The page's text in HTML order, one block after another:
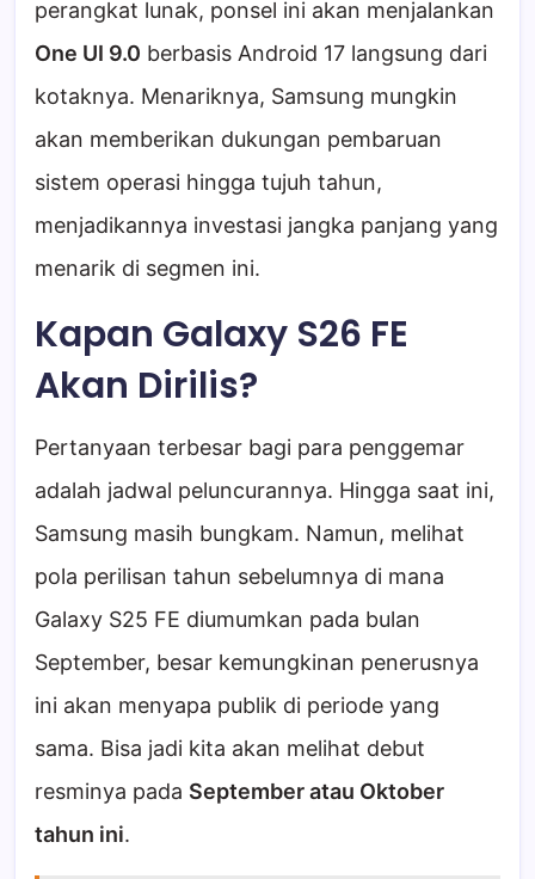
perangkat lunak, ponsel ini akan menjalankan
One UI 9.0 berbasis Android 17 langsung dari
kotaknya. Menariknya, Samsung mungkin
akan memberikan dukungan pembaruan
sistem operasi hingga tujuh tahun,
menjadikannya investasi jangka panjang yang
menarik di segmen ini.
Kapan Galaxy S26 FE
Akan Dirilis?
Pertanyaan terbesar bagi para penggemar
adalah jadwal peluncurannya. Hingga saat ini,
Samsung masih bungkam. Namun, melihat
pola perilisan tahun sebelumnya di mana
Galaxy S25 FE diumumkan pada bulan
September, besar kemungkinan penerusnya
ini akan menyapa publik di periode yang
sama. Bisa jadi kita akan melihat debut
resminya pada September atau Oktober
tahun ini.